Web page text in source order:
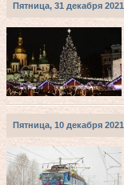
Пятница, 31 декабря 2021
Пятница, 10 декабря 2021